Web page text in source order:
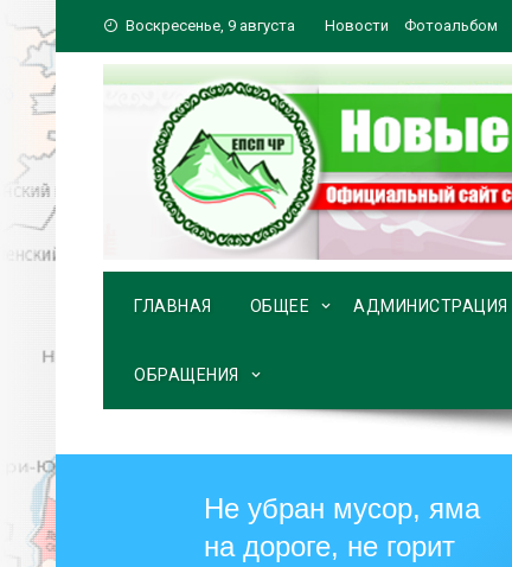
к
содержимому
Воскресенье, 9 августа Новости Фотоальбом
ГЛАВНАЯ ОБЩЕЕ АДМИНИСТРАЦИЯ
ОБРАЩЕНИЯ
Не убран мусор, яма
на дороге, не горит